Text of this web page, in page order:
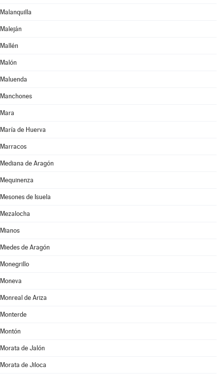
Malanquilla
Maleján
Mallén
Malón
Maluenda
Manchones
Mara
María de Huerva
Marracos
Mediana de Aragón
Mequinenza
Mesones de Isuela
Mezalocha
Mianos
Miedes de Aragón
Monegrillo
Moneva
Monreal de Ariza
Monterde
Montón
Morata de Jalón
Morata de Jiloca